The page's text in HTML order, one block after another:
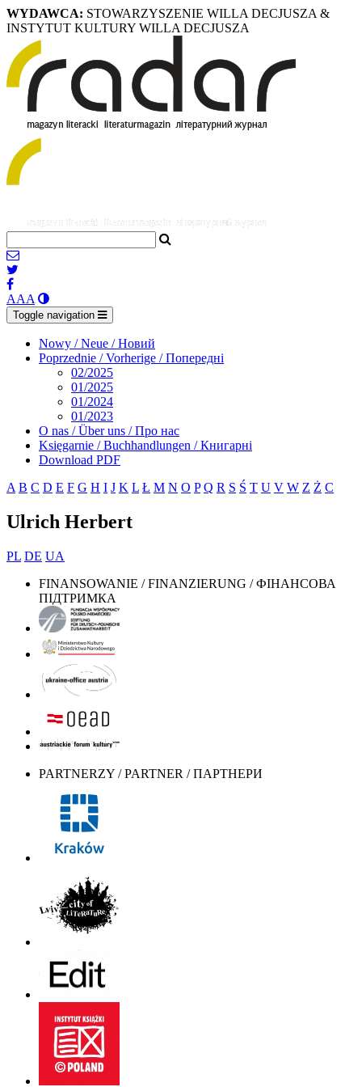
WYDAWCA: STOWARZYSZENIE WILLA DECJUSZA &
INSTYTUT KULTURY WILLA DECJUSZA
AAA
Toggle navigation
Nowy / Neue / Новий
Poprzednie / Vorherige / Попередні
02/2025
01/2025
01/2024
01/2023
O nas / Über uns / Про нас
Księgarnie / Buchhandlungen / Книгарні
Download PDF
A B C D E F G H I J K L Ł M N O P Q R S Ś T U V W Z Ż С
Ulrich Herbert
PL DE UA
FINANSOWANIE / FINANZIERUNG / ФІНАНСОВА
ПІДТРИМКА
PARTNERZY / PARTNER / ПАРТНЕРИ